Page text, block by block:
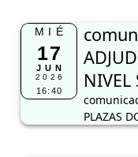
MIÉ
17
JUN
2026
16:40
NIVEL
PLAZAS